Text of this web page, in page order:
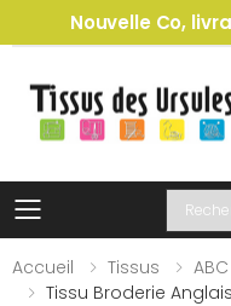
Nouvelle Co,
Toggle
Accueil
Tissus
Tissu Broderie